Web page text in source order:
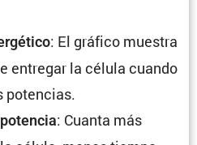
: El gráfico muestra
entregar la célula cuando
potencias.
: Cuanta más